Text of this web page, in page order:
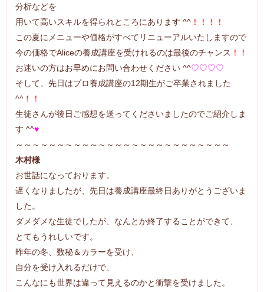
分析などを
用いて高いスキルを得られところにあります ^^ ！！！！
この夏にメニューや価格がすべてリニューアルいたしますので
今の価格でAliceの養成講座を受けれるのは最後のチャンス ！！
お迷いの方はお早めにお問い合わせください ^^♡♡♡♡
そして、先日はプロ養成講座の12期生がご卒業されました
^^ ！！
生徒さんが後日ご感想を送ってくださいましたのでご紹介しま
す ^^♥
～～～～～～～～～～～～～～～～～～～～～～～～～～
木村様
お世話になっております。
遅くなりましたが、先日は養成講座最終日ありがとうございま
した。
ダメダメな生徒でしたが、なんとか終了することができて、
とてもうれしいです。
昨年の冬、数秘＆カラーを受け、
自分を受け入れるだけで、
こんなにも世界は違って見えるのかと衝撃を受けました。